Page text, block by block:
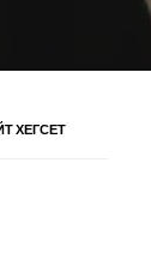
ХЕГСЕТ